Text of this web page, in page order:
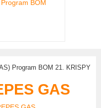
Program BOM 21. KRISPY
GAS